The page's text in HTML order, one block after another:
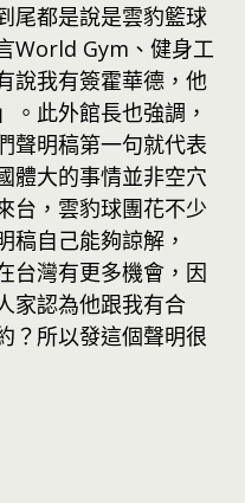
尾都是說是雲豹籃球
World Gym、健身工
說我有簽霍華德，他
。此外館長也強調，
聲明稿第一句就代表
體大的事情並非空穴
台，雲豹球團花不少
稿自己能夠諒解，
台灣有更多機會，因
家認為他跟我有合
？所以發這個聲明很